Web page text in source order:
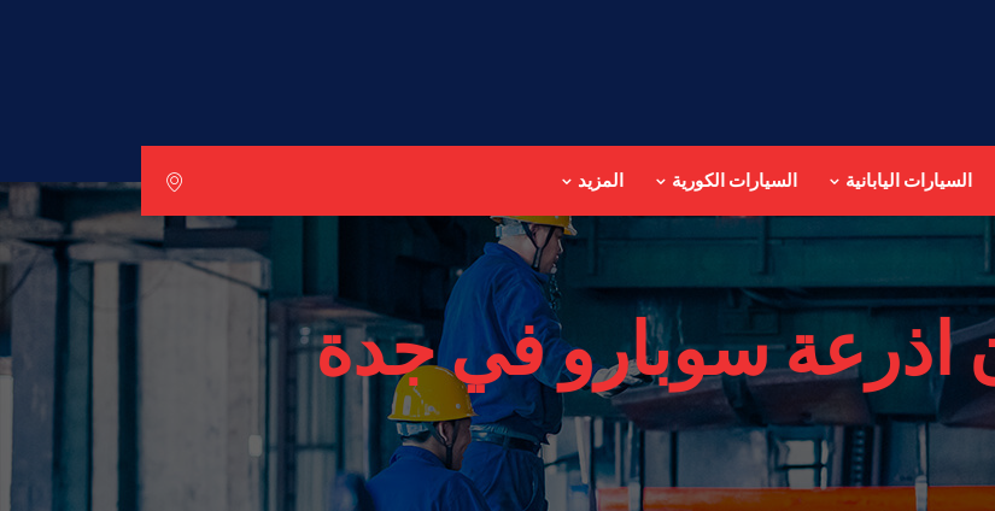
السيارات اليابانية السيارات الكورية المزيد
اذرعة سوبارو في جدة